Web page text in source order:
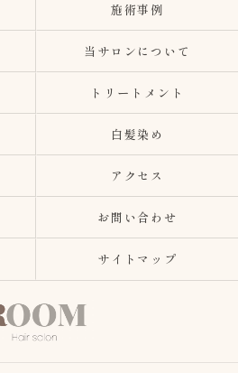
施術事例
当サロンについて
トリートメント
白髪染め
アクセス
お問い合わせ
サイトマップ